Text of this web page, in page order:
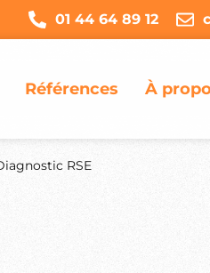
01 44 64 89 12
Références À
RSE